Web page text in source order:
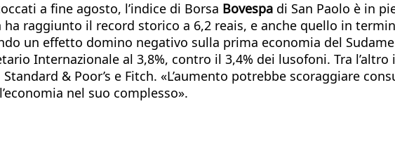
a fine agosto, l’indice di Borsa Bovespa di San Paolo è in
raggiunto il record storico a 6,2 reais, e anche quello in
un effetto domino negativo sulla prima economia del
Internazionale al 3,8%, contro il 3,4% dei lusofoni. Tra
& Poor’s e Fitch. «L’aumento potrebbe scoraggiare
nel suo complesso».